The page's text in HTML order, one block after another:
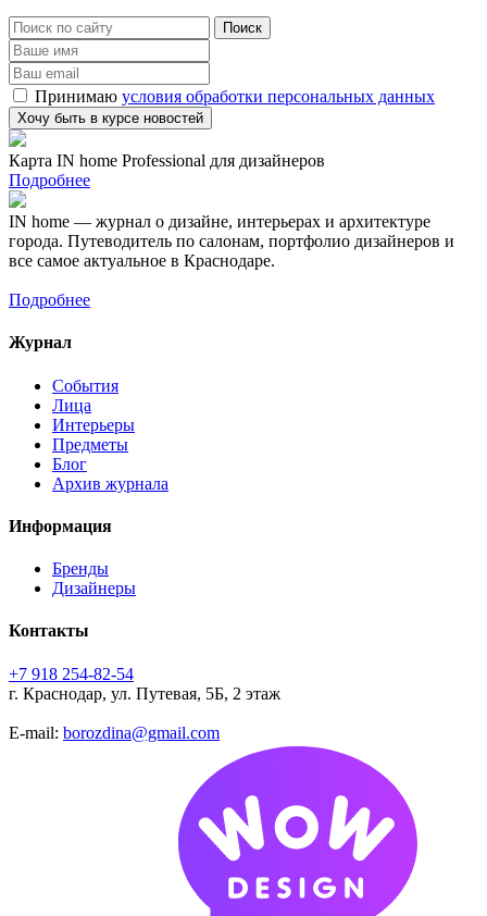
Принимаю условия обработки персональных данных
Карта IN home Professional для дизайнеров
Подробнее
IN home — журнал о дизайне, интерьерах и архитектуре
города. Путеводитель по салонам, портфолио дизайнеров и
все самое актуальное в Краснодаре.
Подробнее
Журнал
События
Лица
Интерьеры
Предметы
Блог
Архив журнала
Информация
Бренды
Дизайнеры
Контакты
+7 918 254-82-54
г. Краснодар, ул. Путевая, 5Б, 2 этаж
E-mail: borozdina@gmail.com